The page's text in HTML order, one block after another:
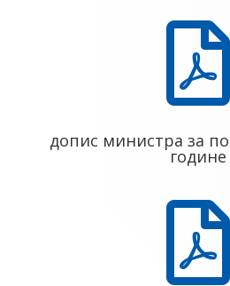

допис министра за
године
